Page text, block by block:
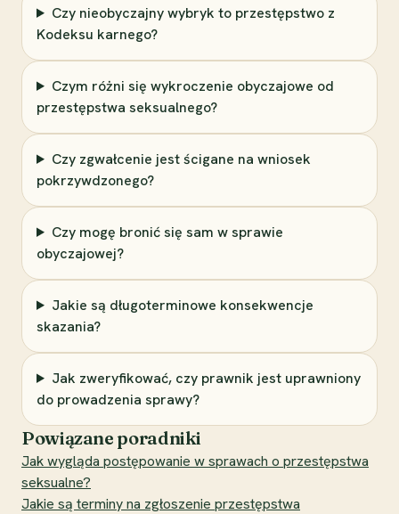
Czy nieobyczajny wybryk to przestępstwo z
Kodeksu karnego?
Czym różni się wykroczenie obyczajowe od
przestępstwa seksualnego?
Czy zgwałcenie jest ścigane na wniosek
pokrzywdzonego?
Czy mogę bronić się sam w sprawie
obyczajowej?
Jakie są długoterminowe konsekwencje
skazania?
Jak zweryfikować, czy prawnik jest uprawniony
do prowadzenia sprawy?
Powiązane poradniki
Jak wygląda postępowanie w sprawach o przestępstwa
seksualne?
Jakie są terminy na zgłoszenie przestępstwa